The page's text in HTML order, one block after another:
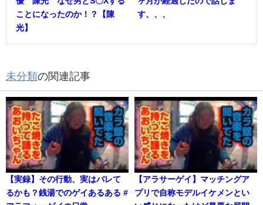
ことになったのか！？【陳
光】
す、、、
未分類の関連記事
【実録】その行動、実はバレて
るかも？銭湯でのゲイあるある #
【アラサーゲイ】マッチングア
プリで自称モデルイケメンとい